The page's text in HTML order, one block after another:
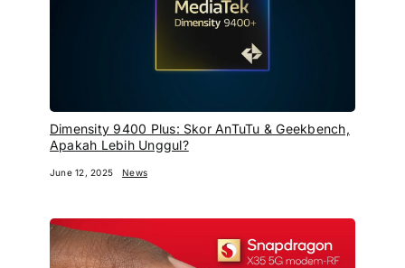
Dimensity 9400 Plus: Skor AnTuTu & Geekbench,
Apakah Lebih Unggul?
June 12, 2025 News